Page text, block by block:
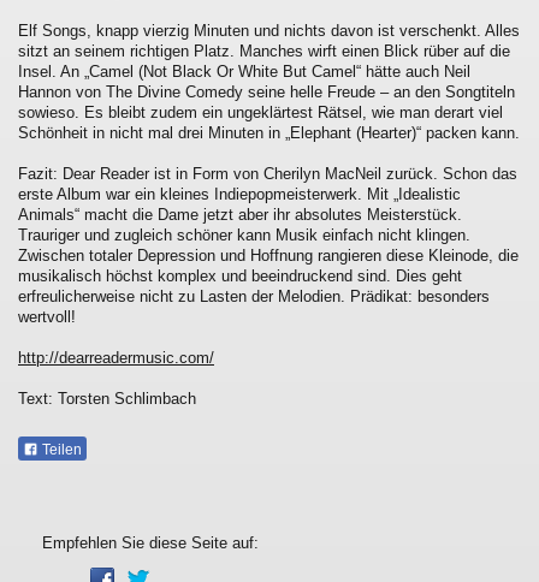
Elf Songs, knapp vierzig Minuten und nichts davon ist verschenkt. Alles
sitzt an seinem richtigen Platz. Manches wirft einen Blick rüber auf die
Insel. An „Camel (Not Black Or White But Camel“ hätte auch Neil
Hannon von The Divine Comedy seine helle Freude – an den Songtiteln
sowieso. Es bleibt zudem ein ungeklärtest Rätsel, wie man derart viel
Schönheit in nicht mal drei Minuten in „Elephant (Hearter)“ packen kann.
Fazit: Dear Reader ist in Form von Cherilyn MacNeil zurück. Schon das
erste Album war ein kleines Indiepopmeisterwerk. Mit „Idealistic
Animals“ macht die Dame jetzt aber ihr absolutes Meisterstück.
Trauriger und zugleich schöner kann Musik einfach nicht klingen.
Zwischen totaler Depression und Hoffnung rangieren diese Kleinode, die
musikalisch höchst komplex und beeindruckend sind. Dies geht
erfreulicherweise nicht zu Lasten der Melodien. Prädikat: besonders
wertvoll!
http://dearreadermusic.com/
Text: Torsten Schlimbach
Teilen
Empfehlen Sie diese Seite auf: